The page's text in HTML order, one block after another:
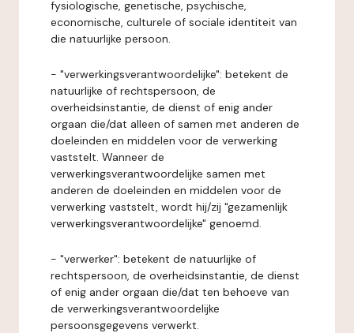
fysiologische, genetische, psychische,
economische, culturele of sociale identiteit van
die natuurlijke persoon.
- "verwerkingsverantwoordelijke": betekent de
natuurlijke of rechtspersoon, de
overheidsinstantie, de dienst of enig ander
orgaan die/dat alleen of samen met anderen de
doeleinden en middelen voor de verwerking
vaststelt. Wanneer de
verwerkingsverantwoordelijke samen met
anderen de doeleinden en middelen voor de
verwerking vaststelt, wordt hij/zij "gezamenlijk
verwerkingsverantwoordelijke" genoemd.
- "verwerker": betekent de natuurlijke of
rechtspersoon, de overheidsinstantie, de dienst
of enig ander orgaan die/dat ten behoeve van
de verwerkingsverantwoordelijke
persoonsgegevens verwerkt.